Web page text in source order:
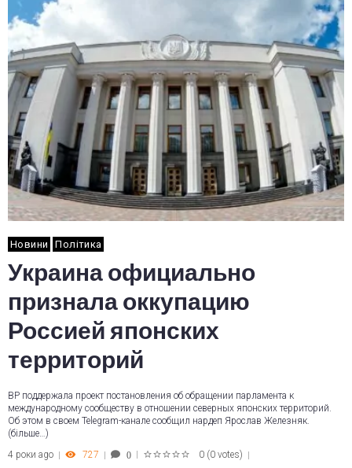
Новини Політика
Украина официально
признала оккупацию
Россией японских
территорий
ВР поддержала проект постановления об обращении парламента к
международному сообществу в отношении северных японских территорий.
Об этом в своем Telegram-канале сообщил нардеп Ярослав Железняк.
(більше…)
4 роки ago
727 0 0 (0 votes)